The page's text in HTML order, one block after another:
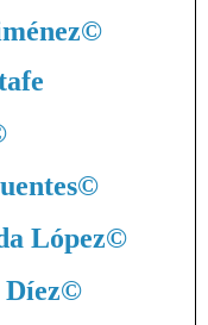
©
©
López©
©